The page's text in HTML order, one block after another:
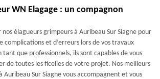
WN Elagage : un compagnon
nos élagueurs grimpeurs à Auribeau Sur Siagne pour
complications et d’erreurs lors de vos travaux
tant que professionnels, ils sont capables de vous
de toutes les ficelles de votre projet. Nos meilleurs
Auribeau Sur Siagne vous accompagnent et vous